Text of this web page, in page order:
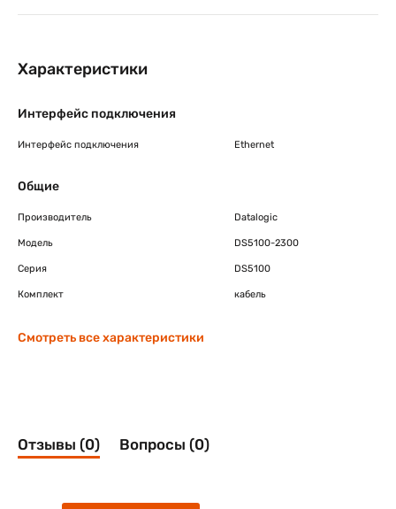
Характеристики
Интерфейс подключения
Интерфейс подключения Ethernet
Общие
Производитель Datalogic
Модель DS5100-2300
Серия DS5100
Комплект кабель
Смотреть все характеристики
Отзывы (0) Вопросы (0)